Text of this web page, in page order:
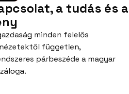
a tudás és a
minden felelős
független,
párbeszéde a magyar